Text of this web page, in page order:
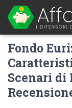
Fondo
Scenari di